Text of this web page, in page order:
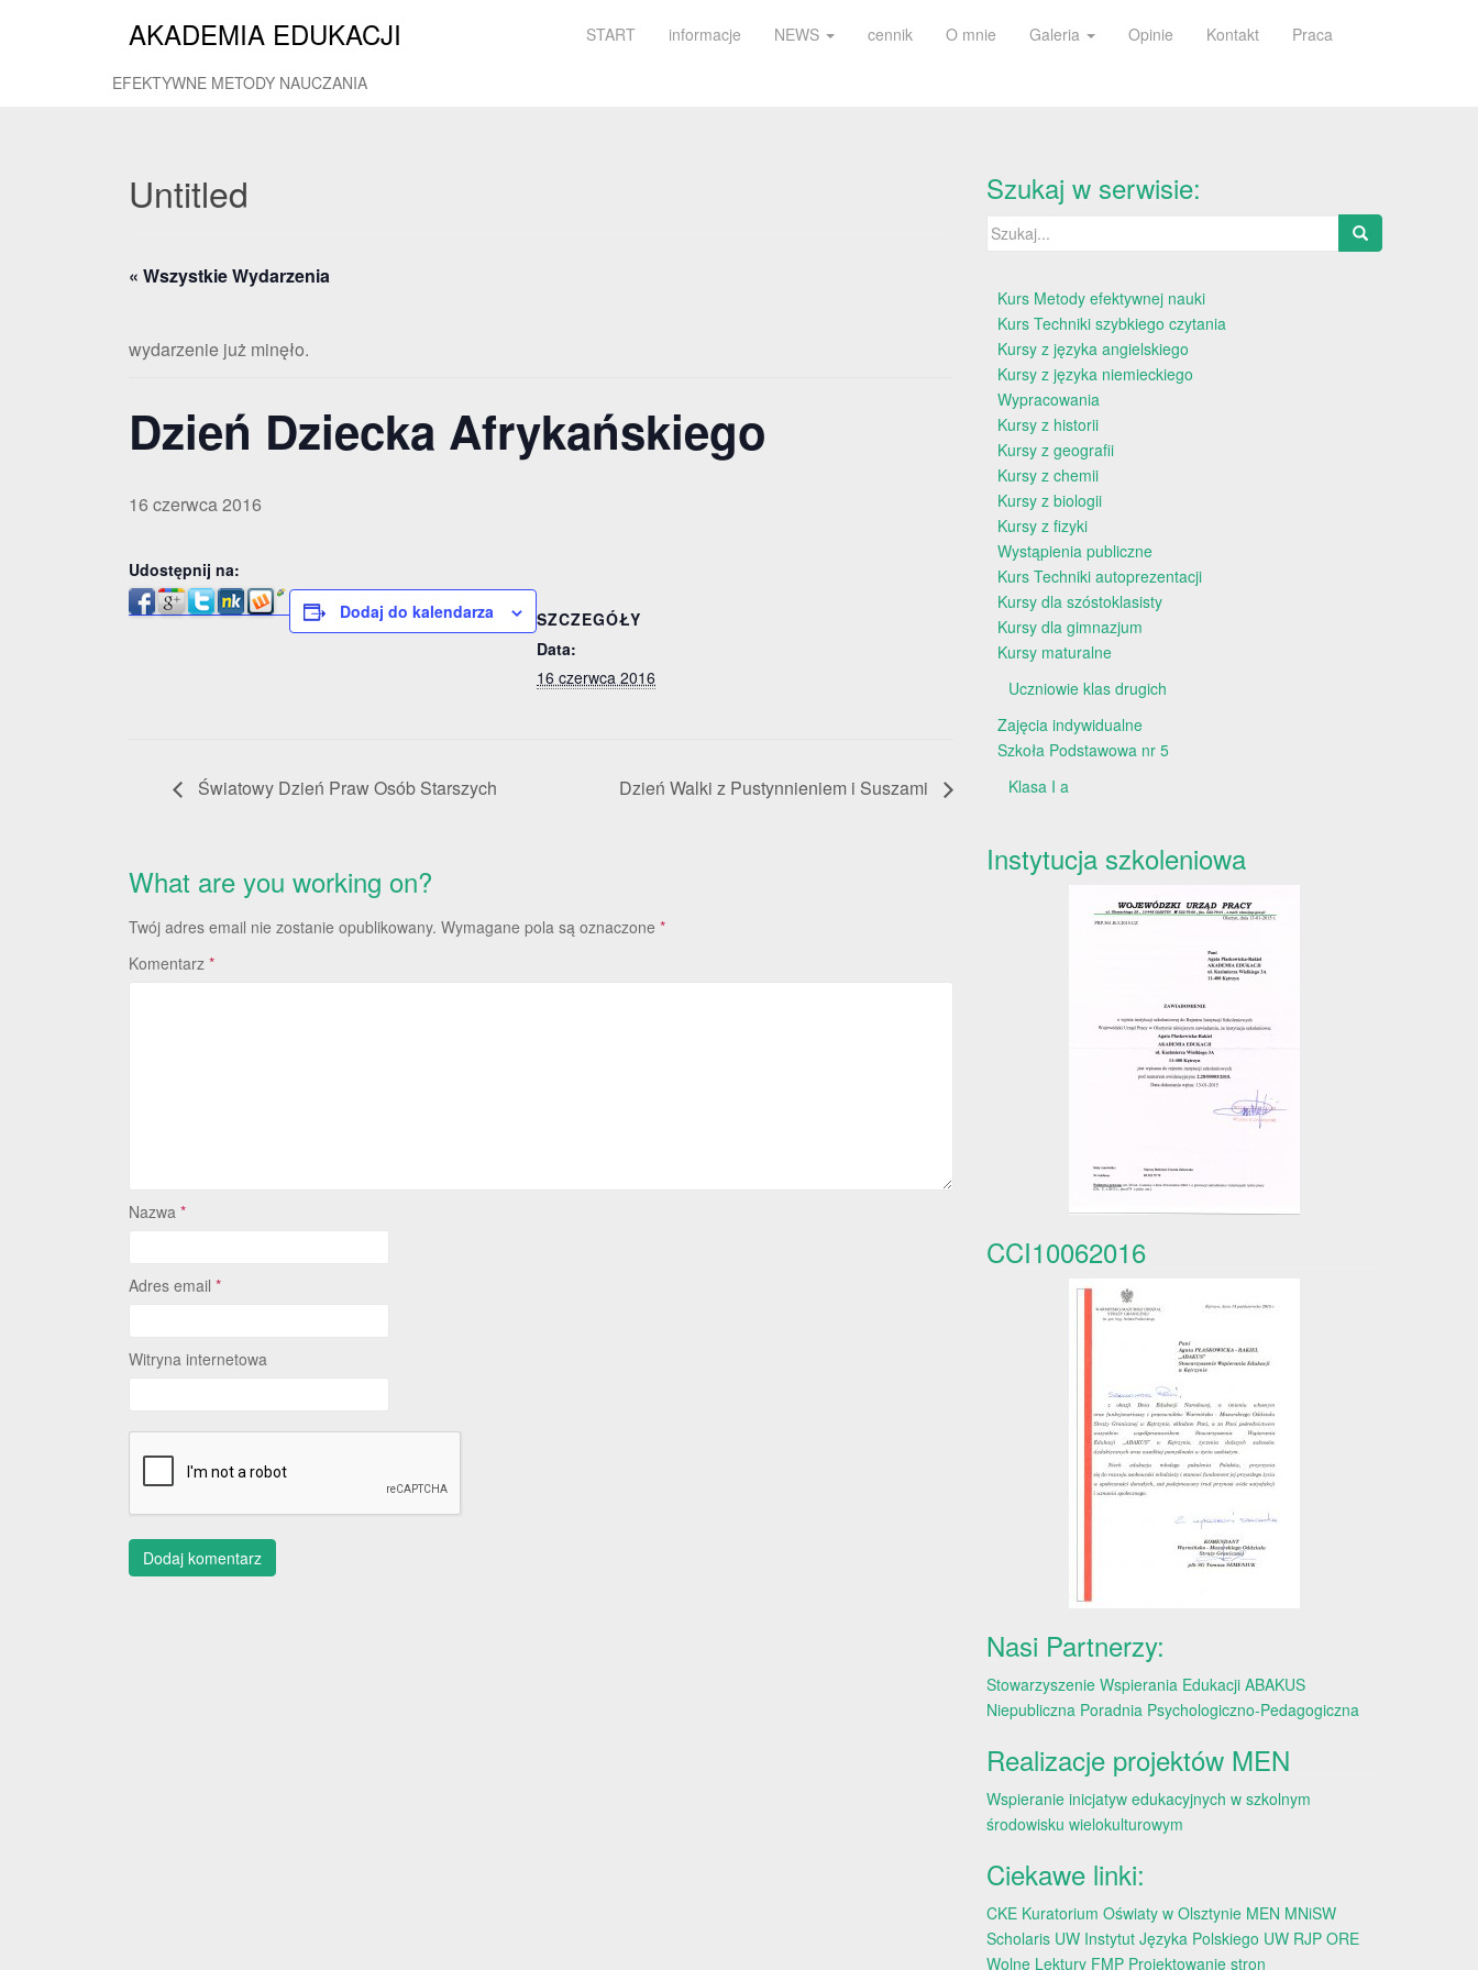
AKADEMIA EDUKACJI
EFEKTYWNE METODY NAUCZANIA
START informacje NEWS cennik O mnie Galeria Opinie Kontakt Praca
Untitled
« Wszystkie Wydarzenia
wydarzenie już minęło.
Dzień Dziecka Afrykańskiego
16 czerwca 2016
Udostępnij na:
Dodaj do kalendarza
SZCZEGÓŁY
Data:
16 czerwca 2016
Światowy Dzień Praw Osób Starszych Dzień Walki z Pustynnieniem i Suszami
What are you working on?
Twój adres email nie zostanie opublikowany. Wymagane pola są oznaczone *
Komentarz *
Nazwa *
Adres email *
Witryna internetowa
Szukaj w serwisie:
Szukaj:
Kurs Metody efektywnej nauki
Kurs Techniki szybkiego czytania
Kursy z języka angielskiego
Kursy z języka niemieckiego
Wypracowania
Kursy z historii
Kursy z geografii
Kursy z chemii
Kursy z biologii
Kursy z fizyki
Wystąpienia publiczne
Kurs Techniki autoprezentacji
Kursy dla szóstoklasisty
Kursy dla gimnazjum
Kursy maturalne
Uczniowie klas drugich
Zajęcia indywidualne
Szkoła Podstawowa nr 5
Klasa I a
Instytucja szkoleniowa
CCI10062016
Nasi Partnerzy:
Stowarzyszenie Wspierania Edukacji ABAKUS
Niepubliczna Poradnia Psychologiczno-Pedagogiczna
Realizacje projektów MEN
Wspieranie inicjatyw edukacyjnych w szkolnym
środowisku wielokulturowym
Ciekawe linki:
CKE Kuratorium Oświaty w Olsztynie MEN MNiSW
Scholaris UW Instytut Języka Polskiego UW RJP ORE
Wolne Lektury FMP Projektowanie stron